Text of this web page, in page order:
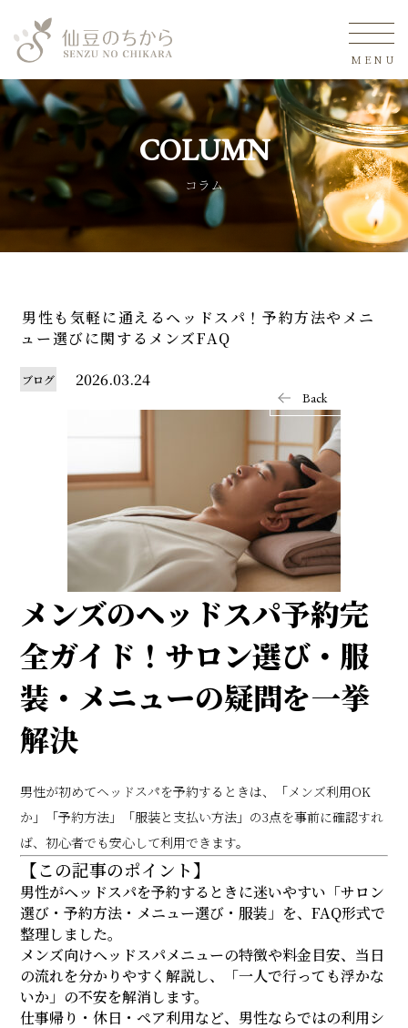
MENU
COLUMN
コラム
男性も気軽に通えるヘッドスパ！予約方法やメニ
ュー選びに関するメンズFAQ
ブログ 2026.03.24
メンズのヘッドスパ予約完
全ガイド！サロン選び・服
装・メニューの疑問を一挙
解決
男性が初めてヘッドスパを予約するときは、「メンズ利用OK
か」「予約方法」「服装と支払い方法」の3点を事前に確認すれ
ば、初心者でも安心して利用できます。
【この記事のポイント】
男性がヘッドスパを予約するときに迷いやすい「サロン
選び・予約方法・メニュー選び・服装」を、FAQ形式で
整理しました。
メンズ向けヘッドスパメニューの特徴や料金目安、当日
の流れを分かりやすく解説し、「一人で行っても浮かな
いか」の不安を解消します。
仕事帰り・休日・ペア利用など、男性ならではの利用シ
Back